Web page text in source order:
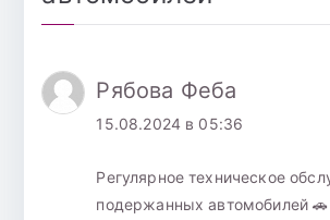
Рябова Феба
15.08.2024 в 05:36
Регулярное техническое
подержанных автомобилей